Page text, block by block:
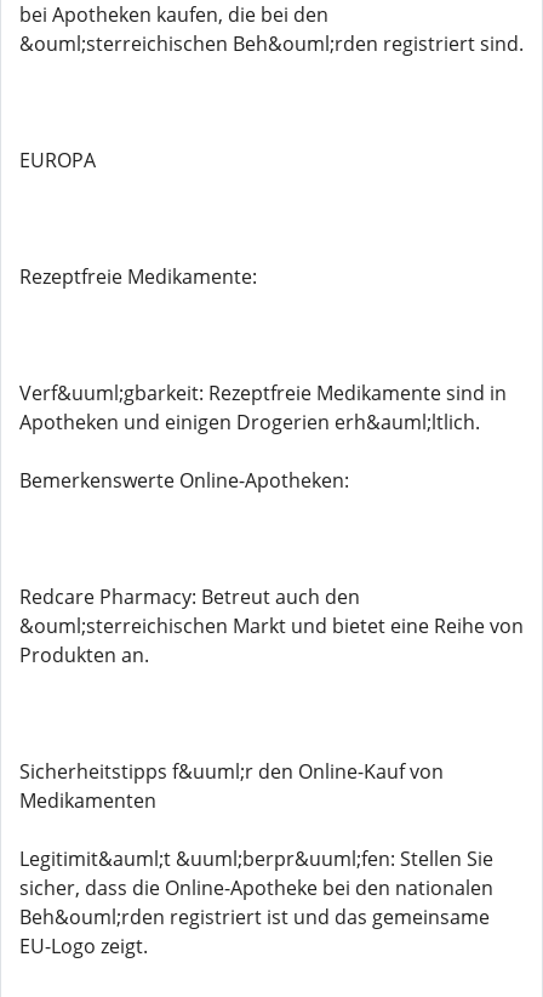
bei Apotheken kaufen, die bei den
&ouml;sterreichischen Beh&ouml;rden registriert sind.
EUROPA
Rezeptfreie Medikamente:
Verf&uuml;gbarkeit: Rezeptfreie Medikamente sind in
Apotheken und einigen Drogerien erh&auml;ltlich.
Bemerkenswerte Online-Apotheken:
Redcare Pharmacy: Betreut auch den
&ouml;sterreichischen Markt und bietet eine Reihe von
Produkten an.
Sicherheitstipps f&uuml;r den Online-Kauf von
Medikamenten
Legitimit&auml;t &uuml;berpr&uuml;fen: Stellen Sie
sicher, dass die Online-Apotheke bei den nationalen
Beh&ouml;rden registriert ist und das gemeinsame
EU-Logo zeigt.